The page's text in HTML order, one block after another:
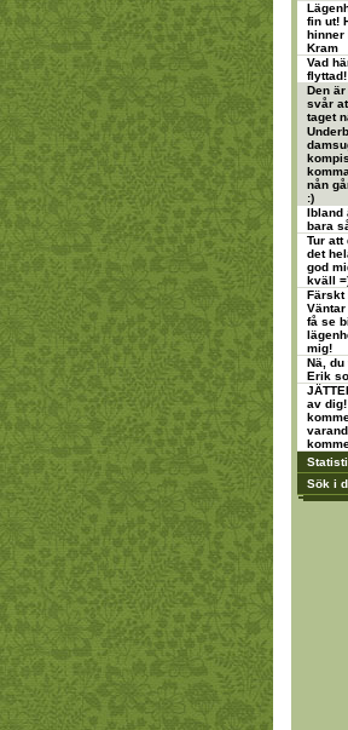
fin ut!
hinner
Kram
Vad
flyttad!
Den
svår
taget
nån
:)
Ibland
bara
Tur att
det
god
kväll
Färskt
få se
mig!
Nä, du
Erik
av
Sök i